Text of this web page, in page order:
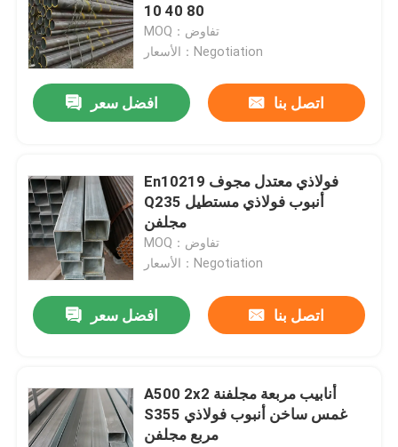
80 40 10
MOQ：تفاوض
الأسعار：Negotiation
افضل سعر اتصل بنا
En10219 فولاذي معتدل مجوف
Q235 أنبوب فولاذي مستطيل
مجلفن
MOQ：تفاوض
الأسعار：Negotiation
افضل سعر اتصل بنا
A500 2x2 أنابيب مربعة مجلفنة
S355 غمس ساخن أنبوب فولاذي
مربع مجلفن